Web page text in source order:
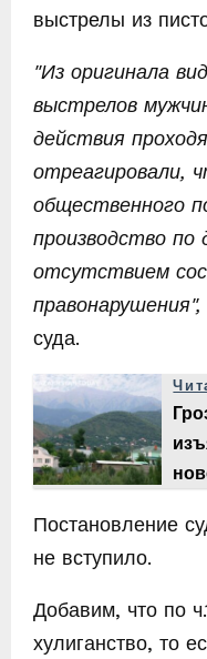
выстрелы из
"Из оригинала
выстрелов
действия
отреагировали,
общественного
производство по
отсутствием
правонарушения",
суда.
Постановление
не вступило.
Добавим, что по
хулиганство, то